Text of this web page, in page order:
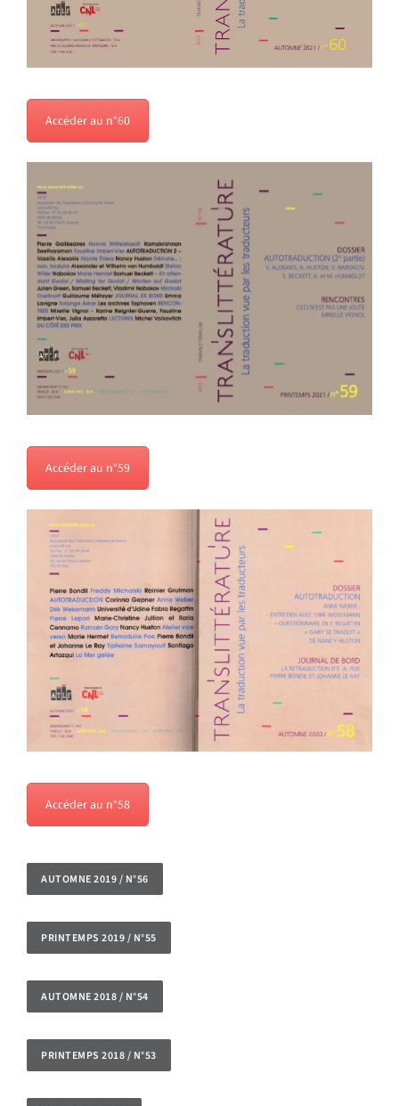
Accéder au n°60
Accéder au n°59
Accéder au n°58
AUTOMNE 2019 / N°56
PRINTEMPS 2019 / N°55
AUTOMNE 2018 / N°54
PRINTEMPS 2018 / N°53